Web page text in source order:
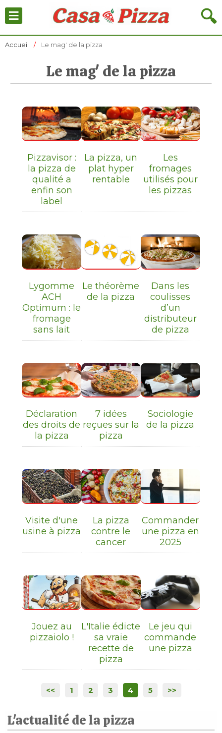
🔍
≡
Accueil Le mag' de la pizza
Le mag' de la pizza
Pizzavisor :
la pizza de
qualité a
enfin son
label
La pizza, un
plat hyper
rentable
Les
fromages
utilisés pour
les pizzas
Lygomme
ACH
Optimum : le
fromage
sans lait
Le théorème
de la pizza
Dans les
coulisses
d’un
distributeur
de pizza
Déclaration
des droits de
la pizza
7 idées
reçues sur la
pizza
Sociologie
de la pizza
Visite d'une
usine à pizza
La pizza
contre le
cancer
Commander
une pizza en
2025
Jouez au
pizzaiolo !
L'Italie édicte
sa vraie
recette de
pizza
Le jeu qui
commande
une pizza
<< 1 2 3 4 5 >>
L'actualité de la pizza